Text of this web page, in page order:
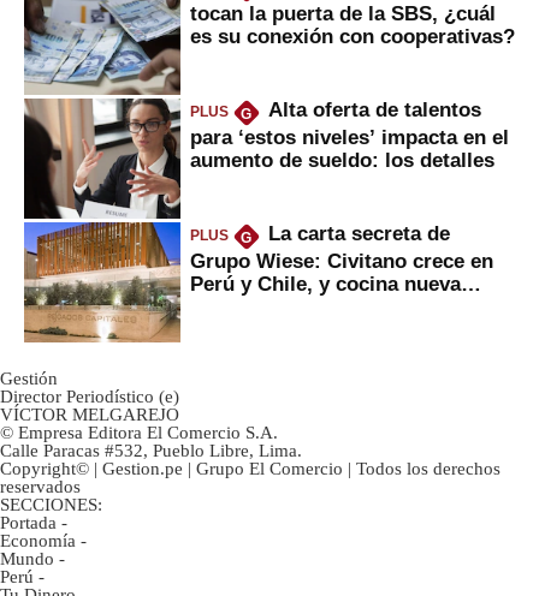
tocan la puerta de la SBS, ¿cuál
es su conexión con cooperativas?
PLUS G
Alta oferta de talentos
para ‘estos niveles’ impacta en el
aumento de sueldo: los detalles
PLUS G
La carta secreta de
Grupo Wiese: Civitano crece en
Perú y Chile, y cocina nueva
Gestión
Director Periodístico (e)
VÍCTOR MELGAREJO
© Empresa Editora El Comercio S.A.
Calle Paracas #532, Pueblo Libre, Lima.
Copyright© | Gestion.pe | Grupo El Comercio | Todos los derechos
reservados
SECCIONES:
Portada -
Economía -
Mundo -
Perú -